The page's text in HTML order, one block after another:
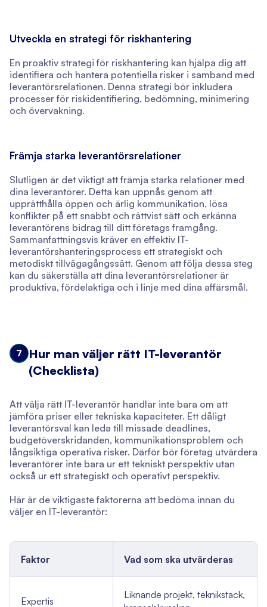
Utveckla en strategi för riskhantering
En proaktiv strategi för riskhantering kan hjälpa dig att
identifiera och hantera potentiella risker i samband med
leverantörsrelationen. Denna strategi bör inkludera
processer för riskidentifiering, bedömning, minimering
och övervakning.
Främja starka leverantörsrelationer
Slutligen är det viktigt att främja starka relationer med
dina leverantörer. Detta kan uppnås genom att
upprätthålla öppen och ärlig kommunikation, lösa
konflikter på ett snabbt och rättvist sätt och erkänna
leverantörens bidrag till ditt företags framgång.
Sammanfattningsvis kräver en effektiv IT-
leverantörshanteringsprocess ett strategiskt och
metodiskt tillvägagångssätt. Genom att följa dessa steg
kan du säkerställa att dina leverantörsrelationer är
produktiva, fördelaktiga och i linje med dina affärsmål.
7
Hur man väljer rätt IT-leverantör
(Checklista)
Att välja rätt IT-leverantör handlar inte bara om att
jämföra priser eller tekniska kapaciteter. Ett dåligt
leverantörsval kan leda till missade deadlines,
budgetöverskridanden, kommunikationsproblem och
långsiktiga operativa risker. Därför bör företag utvärdera
leverantörer inte bara ur ett tekniskt perspektiv utan
också ur ett strategiskt och operativt perspektiv.
Här är de viktigaste faktorerna att bedöma innan du
väljer en IT-leverantör:
Faktor Vad som ska utvärderas
Expertis
Liknande projekt, teknikstack,